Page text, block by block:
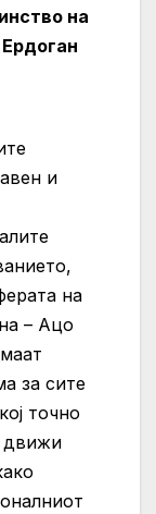
на
и
на
– Ацо
за сите
точно
движи